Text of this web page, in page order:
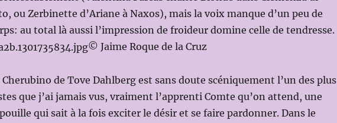
ou Zerbinette d’Ariane à Naxos), mais la voix manque d’un peu de
au total là aussi l’impression de froideur domine celle de tendresse.
© Jaime Roque de la Cruz
Cherubino de Tove Dahlberg est sans doute scéniquement l’un des plus
que j’ai jamais vus, vraiment l’apprenti Comte qu’on attend, une
qui sait à la fois exciter le désir et se faire pardonner. Dans le